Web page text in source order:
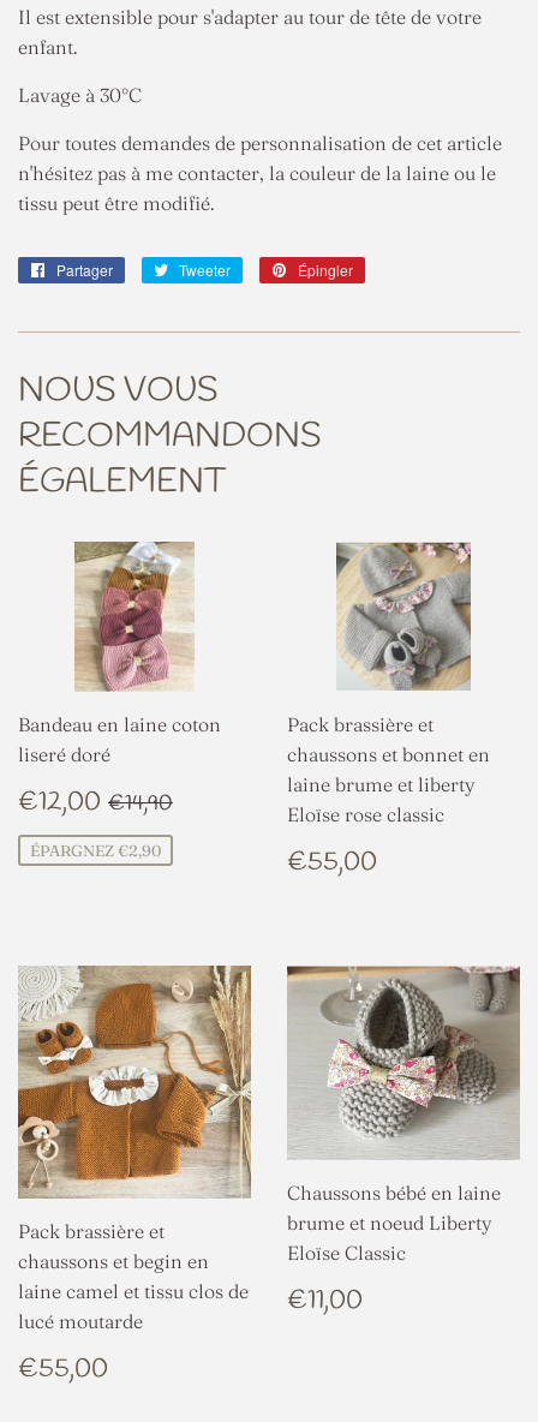
Il est extensible pour s'adapter au tour de tête de votre
enfant.
Lavage à 30°C
Pour toutes demandes de personnalisation de cet article
n'hésitez pas à me contacter, la couleur de la laine ou le
tissu peut être modifié.
Partager
PartagerTweeter
Tweeter
Épingler
NOUS VOUS
RECOMMANDONS
ÉGALEMENT
Bandeau en laine coton
liseré doré
PRIX
RÉDUIT
€12,00 €12,00
PRIX RÉGULIER
€14,90
ÉPARGNEZ €2,90
Pack brassière et
chaussons et bonnet en
laine brume et liberty
Eloïse rose classic
PRIX
RÉGULIER
€55,00
Pack brassière et
chaussons et begin en
laine camel et tissu clos de
lucé moutarde
PRIX
RÉGULIER
€55,00
Chaussons bébé en laine
brume et noeud Liberty
Eloïse Classic
PRIX
RÉGULIER
€11,00